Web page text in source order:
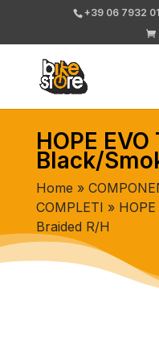
+39 06 7932
HOPE EVO
Black/
Home »
COMPLETI »
Braided R/H